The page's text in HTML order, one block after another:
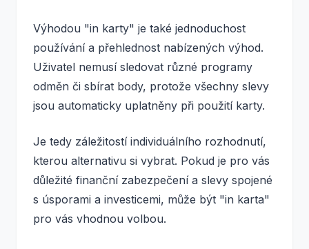
Výhodou "in karty" je také jednoduchost
používání a přehlednost nabízených výhod.
Uživatel nemusí sledovat různé programy
odměn či sbírat body, protože všechny slevy
jsou automaticky uplatněny při použití karty.
Je tedy záležitostí individuálního rozhodnutí,
kterou alternativu si vybrat. Pokud je pro vás
důležité finanční zabezpečení a slevy spojené
s úsporami a investicemi, může být "in karta"
pro vás vhodnou volbou.